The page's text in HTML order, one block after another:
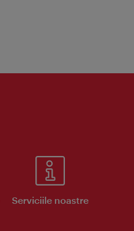
Serviciile noastre